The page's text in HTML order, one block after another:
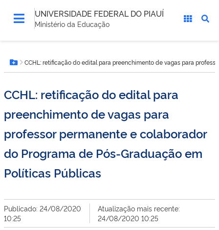
UNIVERSIDADE FEDERAL DO PIAUÍ
Ministério da Educação
está
aqui:Botão Menu
CCHL: retificação do edital para preenchimento de vagas para
CCHL: retificação do edital para
preenchimento de vagas para
professor permanente e colaborador
do Programa de Pós-Graduação em
Políticas Públicas
Publicado: 24/08/2020
10:25
Atualização mais recente:
24/08/2020 10:25